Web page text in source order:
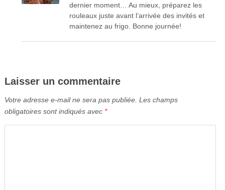
dernier moment… Au mieux, préparez les
rouleaux juste avant l’arrivée des invités et
maintenez au frigo. Bonne journée!
Laisser un commentaire
Votre adresse e-mail ne sera pas publiée. Les champs
obligatoires sont indiqués avec *